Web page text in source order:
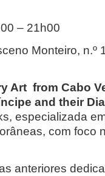
– 21h00
Monteiro, n.º
Art from Cabo
and their
especializada
com foco
anteriores